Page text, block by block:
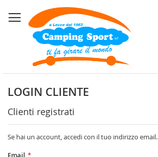
al
contenuto
LOGIN CLIENTE
Clienti registrati
Se hai un account, accedi con il tuo indirizzo email.
Email